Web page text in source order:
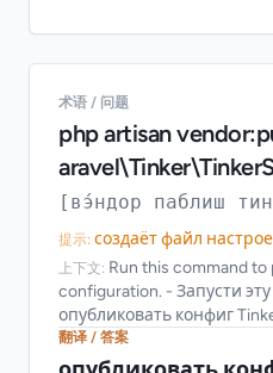
术语 / 问题
php artisan
[вэ́ндор паблиш
提示: создаёт файл
上下文: Run this command to
configuration. - Запусти
опубликовать конфиг
翻译 / 答案
опубликовать